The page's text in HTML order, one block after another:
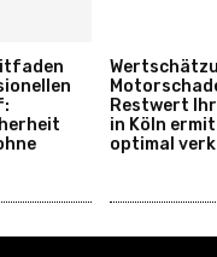
Restwert
in Köln
optimal